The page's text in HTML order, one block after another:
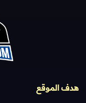
هدف الموقع